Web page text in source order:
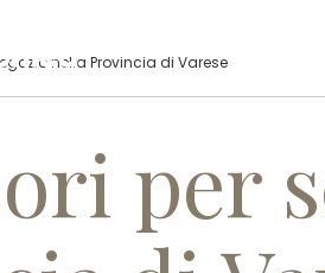
nella Provincia di Varese
per